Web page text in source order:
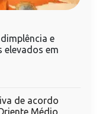
e
elevados em
de acordo
Médio